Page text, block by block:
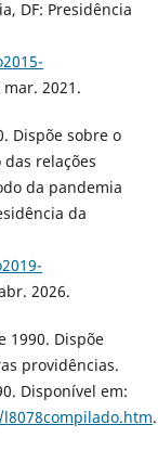
DF: Presidência
mar. 2021.
Dispõe sobre o
relações
da pandemia
da
2026.
1990. Dispõe
providências.
Disponível em:
.